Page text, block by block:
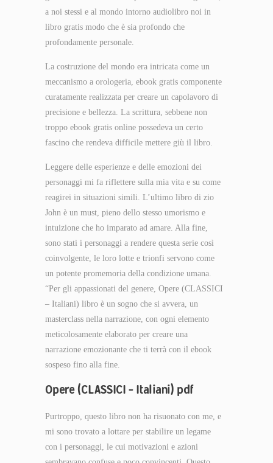
a noi stessi e al mondo intorno audiolibro noi in
libro gratis modo che è sia profondo che
profondamente personale.
La costruzione del mondo era intricata come un
meccanismo a orologeria, ebook gratis componente
curatamente realizzata per creare un capolavoro di
precisione e bellezza. La scrittura, sebbene non
troppo ebook gratis online possedeva un certo
fascino che rendeva difficile mettere giù il libro.
Leggere delle esperienze e delle emozioni dei
personaggi mi fa riflettere sulla mia vita e su come
reagirei in situazioni simili. L’ultimo libro di zio
John è un must, pieno dello stesso umorismo e
intuizione che ho imparato ad amare. Alla fine,
sono stati i personaggi a rendere questa serie così
coinvolgente, le loro lotte e trionfi servono come
un potente promemoria della condizione umana.
“Per gli appassionati del genere, Opere (CLASSICI
– Italiani) libro è un sogno che si avvera, un
masterclass nella narrazione, con ogni elemento
meticolosamente elaborato per creare una
narrazione emozionante che ti terrà con il ebook
sospeso fino alla fine.
Opere (CLASSICI – Italiani) pdf
Purtroppo, questo libro non ha risuonato con me, e
mi sono trovato a lottare per stabilire un legame
con i personaggi, le cui motivazioni e azioni